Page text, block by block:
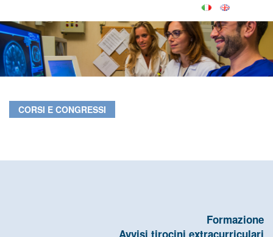
CORSI E CONGRESSI
Formazione
Avvisi tirocini extracurriculari